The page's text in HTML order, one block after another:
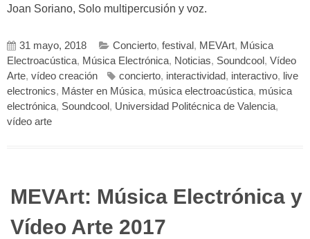
Joan Soriano, Solo multipercusión y voz.
31 mayo, 2018 Concierto, festival , MEVArt, Música
Electroacústica, Música Electrónica, Noticias, Soundcool , Vídeo
Arte, vídeo creación concierto, interactividad, interactivo, live
electronics, Máster en Música, música electroacústica, música
electrónica, Soundcool , Universidad Politécnica de Valencia,
vídeo arte
MEVArt: Música Electrónica y
Vídeo Arte 2017